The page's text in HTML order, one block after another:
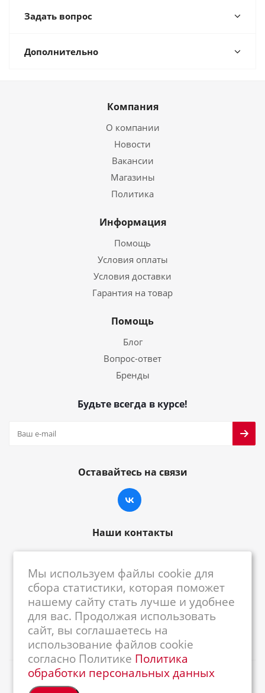
Задать вопрос
Дополнительно
Компания
О компании
Новости
Вакансии
Магазины
Политика
Информация
Помощь
Условия оплаты
Условия доставки
Гарантия на товар
Помощь
Блог
Вопрос-ответ
Бренды
Будьте всегда в курсе!
Оставайтесь на связи
Наши контакты
centrkkm@centrkkm.ru
185005, г. Петрозаводск, ул. Промышленная,
1/26
2026 © Республиканский Центр ККМ
Мы используем файлы cookie для
сбора статистики, которая поможет
нашему сайту стать лучше и удобнее
для вас. Продолжая использовать
сайт, вы соглашаетесь на
использование файлов cookie
согласно Политике Политика
обработки персональных данных